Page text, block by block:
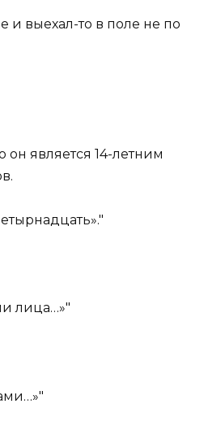
и выехал-то в поле не по
он является 14-летним
лица…»